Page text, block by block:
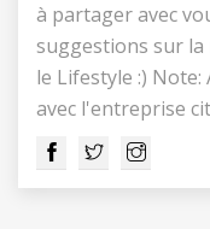
à partager avec
suggestions sur la
le Lifestyle :)
avec l'entreprise